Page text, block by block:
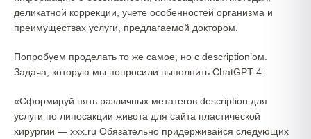
деликатной коррекции, учете особенностей организма и
преимуществах услуги, предлагаемой доктором.
Попробуем проделать то же самое, но с description’ом.
Задача, которую мы попросили выполнить ChatGPT-4:
«Сформируй пять различных метатегов description для
услуги по липосакции живота для сайта пластической
хирургии — ххх.ru Обязательно придерживайся следующих